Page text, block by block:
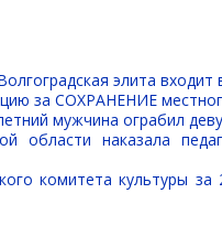
элита
за СОХРАНЕНИЕ
мужчина ограбил
области наказала
комитета культуры